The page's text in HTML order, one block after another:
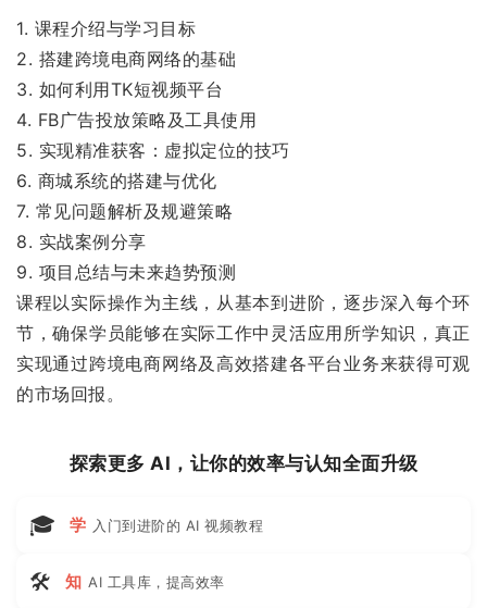
1. 课程介绍与学习目标
2. 搭建跨境电商网络的基础
3. 如何利用TK短视频平台
4. FB广告投放策略及工具使用
5. 实现精准获客：虚拟定位的技巧
6. 商城系统的搭建与优化
7. 常见问题解析及规避策略
8. 实战案例分享
9. 项目总结与未来趋势预测
课程以实际操作为主线，从基本到进阶，逐步深入每个环
节，确保学员能够在实际工作中灵活应用所学知识，真正
实现通过跨境电商网络及高效搭建各平台业务来获得可观
的市场回报。
探索更多 AI，让你的效率与认知全面升级
🎓 学 入门到进阶的 AI 视频教程
🛠 知 AI 工具库，提高效率